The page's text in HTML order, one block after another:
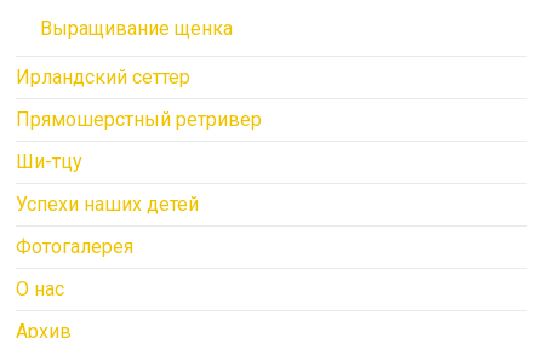
Выращивание щенка
Ирландский сеттер
Прямошерстный ретривер
Ши-тцу
Успехи наших детей
Фотогалерея
О нас
Архив